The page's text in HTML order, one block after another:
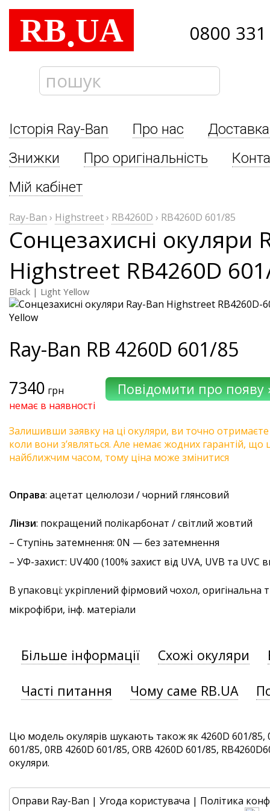
RB.UA 0800
Історія Ray-Ban Про нас
Знижки
Про оригінальність
Мій кабінет
Ray-Ban › Highstreet› RB4260D › RB4260D 601/85
Сонцезахисні окуляри
Highstreet RB4260D
Black | Light Yellow
Ray-Ban RB 4260D 601/85
7340 грн
немає в наявності
Залишивши заявку на ці окуляри, ви точно
коли вони з’являться. Але немає жодних гарантій, що
найближчим часом, тому ціна може змінитися
Оправа: ацетат целюлози / чорний глянсовий
Лінзи: покращений полікарбонат / світлий жовтий
– Ступінь затемнення: 0N — без затемнення
– УФ-захист: UV400 (100% захист від UVA, UVB та
В упаковці: укріплений фірмовий чохол, оригінальна
мікрофібри, інф. матеріали
Більше інформації Схожі окуляри
Часті питання Чому саме RB.UA
Цю модель окулярів шукають також як 4260D 601/85,
601/85, 0RB 4260D 601/85, ORB 4260D 601/85,
окуляри.
Оправи Ray-Ban | Угода користувача | Політика